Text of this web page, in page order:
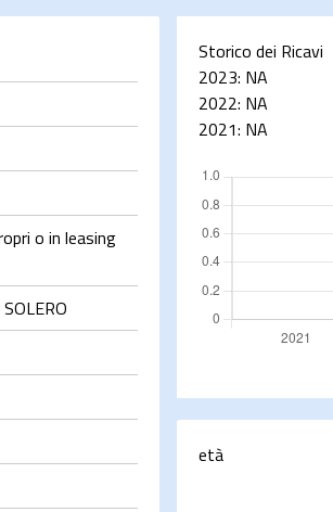
o in leasing
Storico dei Ricavi
2023: NA
2022: NA
2021: NA
età